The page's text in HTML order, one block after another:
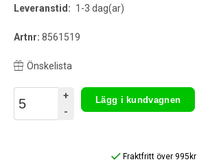
Leveranstid: 1-3 dag(ar)
Artnr: 8561519
Önskelista
+
-
Lägg i kundvagnen
Fraktfritt över 995kr